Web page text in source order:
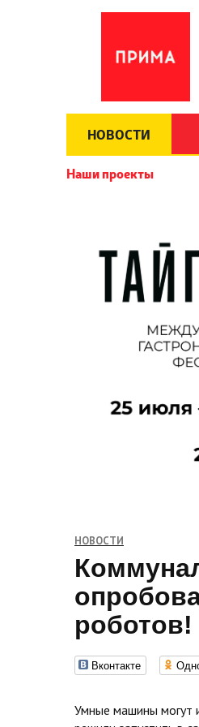
НОВОСТИ
Наши проекты
НОВОСТИ
роботов!
Вконтакте
Умные машины могут